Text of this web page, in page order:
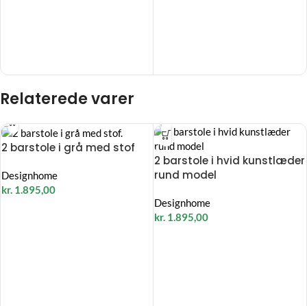
Relaterede varer
2 barstole i grå med stof
Designhome
kr. 1.895,00
2 barstole i hvid kunstlæder
rund model
Designhome
kr. 1.895,00